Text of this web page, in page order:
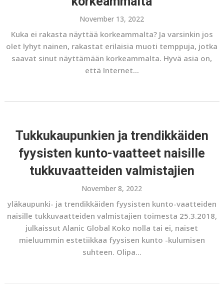
November 13, 2022
Kuka ei rakasta näyttää korkeammalta? Ja varsinkin jos
olet lyhyt nainen, rakastat erilaisia ​​muoti temppuja, jotka
saavat sinut näyttämään korkeammalta. Hyvä asia on,
että Internet...
Tukkukaupunkien ja trendikkäiden
fyysisten kunto-vaatteet naisille
tukkuvaatteiden valmistajien
November 8, 2022
yläkaupunki- ja trendikkäiden fyysisten kunto-vaatteiden
naisille tukkuvaatteiden valmistajien toimesta 25.3.2018,
julkaissut Alanic Global Koko nolla tai ei, naiset
mieluummin estetiikkaa fyysisen kunto -kulumisen
suhteen. Olipa...